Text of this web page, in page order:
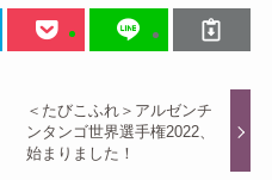
＜たびこふれ＞アルゼンチ
ンタンゴ世界選手権2022、
始まりました！